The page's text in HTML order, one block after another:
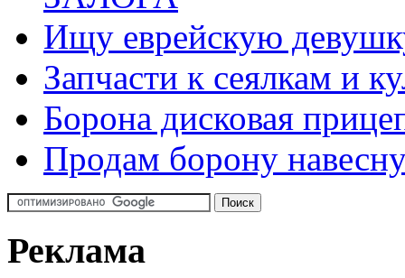
Ищу еврейскую
Запчасти к сеялкам и
Борона дисковая
Продам борону
Реклама